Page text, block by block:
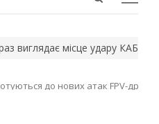
виглядає місце удару КАБом
до нових атак FPV-